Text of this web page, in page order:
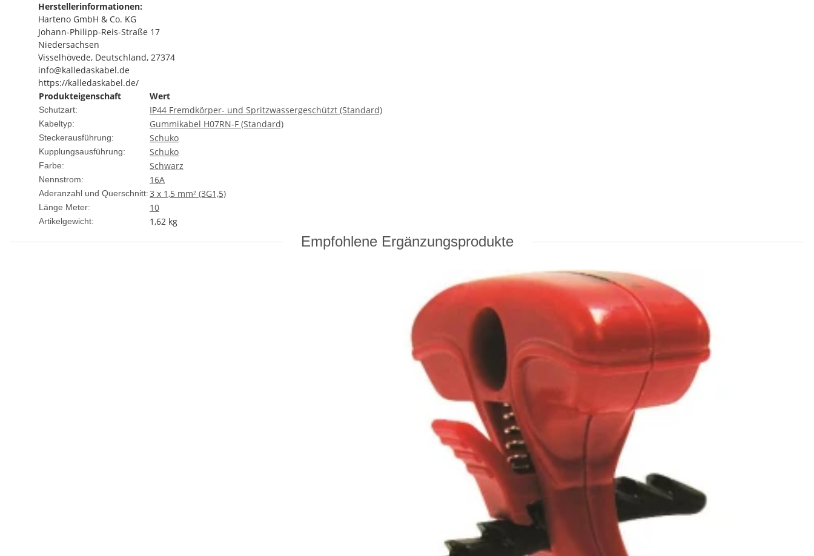
Herstellerinformationen:
Harteno GmbH & Co. KG
Johann-Philipp-Reis-Straße 17
Niedersachsen
Visselhövede, Deutschland, 27374
info@kalledaskabel.de
https://kalledaskabel.de/
Produkteigenschaft
Wert
Schutzart: IP44 Fremdkörper- und Spritzwassergeschützt (Standard)
Kabeltyp: Gummikabel H07RN-F (Standard)
Steckerausführung: Schuko
Kupplungsausführung: Schuko
Farbe: Schwarz
Nennstrom: 16A
Aderanzahl und Querschnitt:3 x 1,5 mm² (3G1,5)
Länge Meter: 10
Artikelgewicht: 1,62 kg
Empfohlene Ergänzungsprodukte